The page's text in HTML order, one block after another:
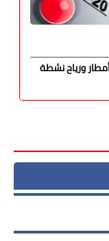
ورياح نشطة